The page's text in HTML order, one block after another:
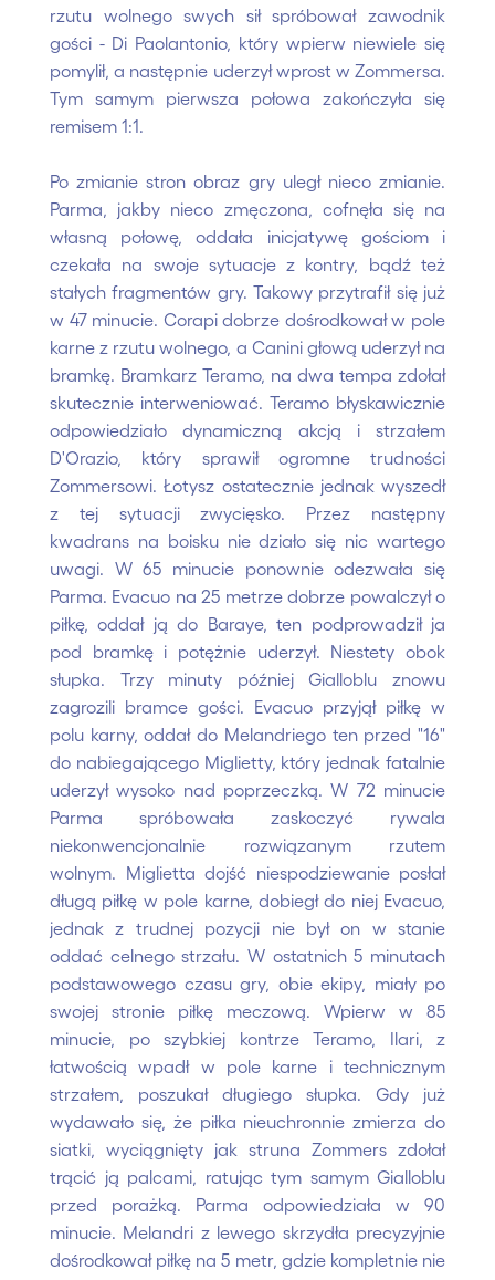
rzutu wolnego swych sił spróbował zawodnik
gości - Di Paolantonio, który wpierw niewiele się
pomylił, a następnie uderzył wprost w Zommersa.
Tym samym pierwsza połowa zakończyła się
remisem 1:1.
Po zmianie stron obraz gry uległ nieco zmianie.
Parma, jakby nieco zmęczona, cofnęła się na
własną połowę, oddała inicjatywę gościom i
czekała na swoje sytuacje z kontry, bądź też
stałych fragmentów gry. Takowy przytrafił się już
w 47 minucie. Corapi dobrze dośrodkował w pole
karne z rzutu wolnego, a Canini głową uderzył na
bramkę. Bramkarz Teramo, na dwa tempa zdołał
skutecznie interweniować. Teramo błyskawicznie
odpowiedziało dynamiczną akcją i strzałem
D'Orazio, który sprawił ogromne trudności
Zommersowi. Łotysz ostatecznie jednak wyszedł
z tej sytuacji zwycięsko. Przez następny
kwadrans na boisku nie działo się nic wartego
uwagi. W 65 minucie ponownie odezwała się
Parma. Evacuo na 25 metrze dobrze powalczył o
piłkę, oddał ją do Baraye, ten podprowadził ja
pod bramkę i potężnie uderzył. Niestety obok
słupka. Trzy minuty później Gialloblu znowu
zagrozili bramce gości. Evacuo przyjął piłkę w
polu karny, oddał do Melandriego ten przed "16"
do nabiegającego Miglietty, który jednak fatalnie
uderzył wysoko nad poprzeczką. W 72 minucie
Parma spróbowała zaskoczyć rywala
niekonwencjonalnie rozwiązanym rzutem
wolnym. Miglietta dojść niespodziewanie posłał
długą piłkę w pole karne, dobiegł do niej Evacuo,
jednak z trudnej pozycji nie był on w stanie
oddać celnego strzału. W ostatnich 5 minutach
podstawowego czasu gry, obie ekipy, miały po
swojej stronie piłkę meczową. Wpierw w 85
minucie, po szybkiej kontrze Teramo, Ilari, z
łatwością wpadł w pole karne i technicznym
strzałem, poszukał długiego słupka. Gdy już
wydawało się, że piłka nieuchronnie zmierza do
siatki, wyciągnięty jak struna Zommers zdołał
trącić ją palcami, ratując tym samym Gialloblu
przed porażką. Parma odpowiedziała w 90
minucie. Melandri z lewego skrzydła precyzyjnie
dośrodkował piłkę na 5 metr, gdzie kompletnie nie